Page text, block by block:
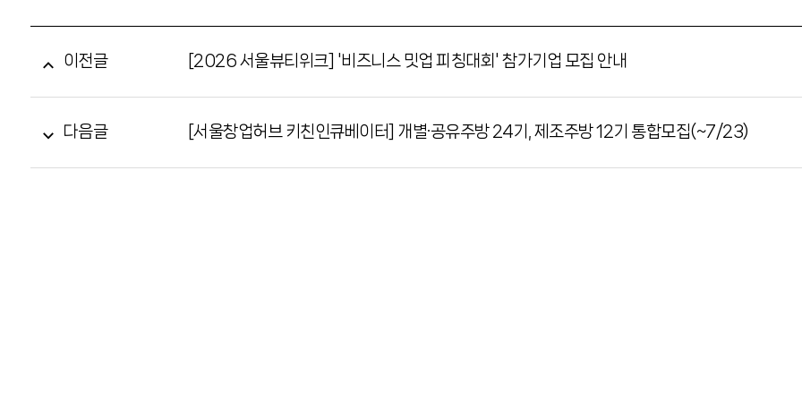
이전글 [2026 서울뷰티위크] '비즈니스 밋업 피칭대회' 참가기업 모집 안내
다음글 [서울창업허브 키친인큐베이터] 개별·공유주방 24기, 제조주방 12기 통합모집(~7/23)